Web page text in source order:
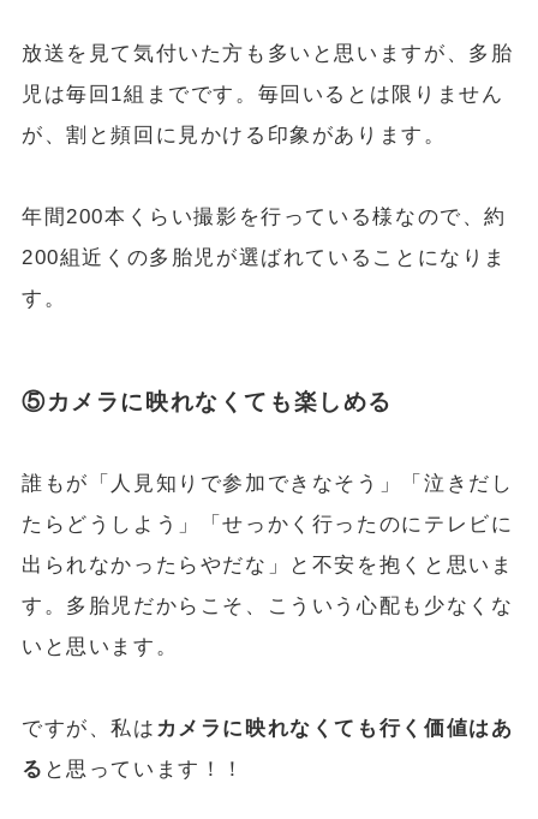
放送を見て気付いた方も多いと思いますが、多胎
児は毎回1組までです。毎回いるとは限りません
が、割と頻回に見かける印象があります。
年間200本くらい撮影を行っている様なので、約
200組近くの多胎児が選ばれていることになりま
す。
⑤カメラに映れなくても楽しめる
誰もが「人見知りで参加できなそう」「泣きだし
たらどうしよう」「せっかく行ったのにテレビに
出られなかったらやだな」と不安を抱くと思いま
す。多胎児だからこそ、こういう心配も少なくな
いと思います。
ですが、私は カメラに映れなくても行く価値はあ
る と思っています！！